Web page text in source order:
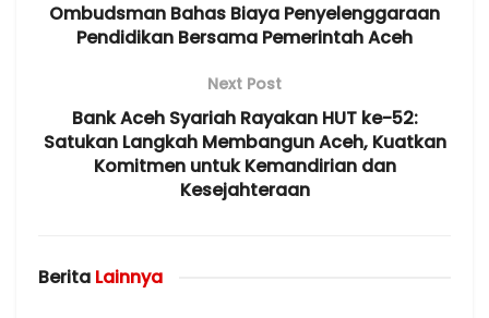
Ombudsman Bahas Biaya Penyelenggaraan
Pendidikan Bersama Pemerintah Aceh
Next Post
Bank Aceh Syariah Rayakan HUT ke-52:
Satukan Langkah Membangun Aceh, Kuatkan
Komitmen untuk Kemandirian dan
Kesejahteraan
Berita Lainnya